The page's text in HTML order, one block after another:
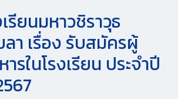
รียนมหาวชิราวุธ
า เรื่อง รับสมัครผู้
รในโรงเรียน ประจำปี